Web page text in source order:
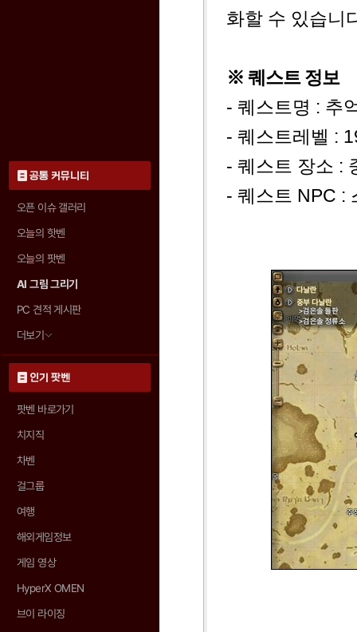
공통 커뮤니티
오픈 이슈 갤러리
오늘의 핫벤
오늘의 팟벤
AI 그림 그리기
PC 견적 게시판
더보기
인기 팟벤
팟벤 바로가기
치지직
차벤
걸그룹
여행
해외게임정보
게임 영상
HyperX OMEN
브이 라이징
화할 수 있습니
※ 퀘스트 정보
- 퀘스트명 : 추
- 퀘스트레벨 :
- 퀘스트 장소 :
- 퀘스트 NPC :